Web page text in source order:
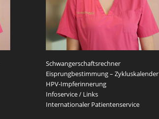
Schwangerschaftsrechner
Eisprungbestimmung – Zykluskalender
HPV-Impferinnerung
Infoservice / Links
Internationaler Patientenservice